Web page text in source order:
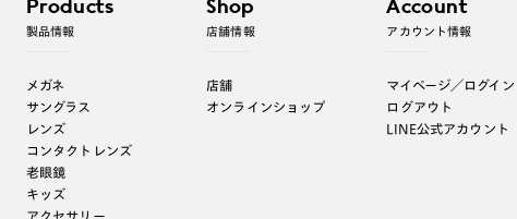
Products
製品情報
メガネ
サングラス
レンズ
コンタクトレンズ
老眼鏡
キッズ
アクセサリー
Shop
店舗情報
店舗
オンラインショップ
Account
アカウント情報
マイページ／ログイン
ログアウト
LINE公式アカウント